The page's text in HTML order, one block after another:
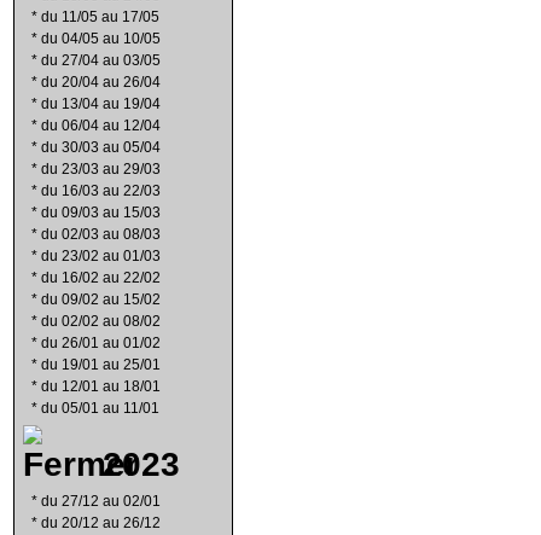
* du 11/05 au 17/05
* du 04/05 au 10/05
* du 27/04 au 03/05
* du 20/04 au 26/04
* du 13/04 au 19/04
* du 06/04 au 12/04
* du 30/03 au 05/04
* du 23/03 au 29/03
* du 16/03 au 22/03
* du 09/03 au 15/03
* du 02/03 au 08/03
* du 23/02 au 01/03
* du 16/02 au 22/02
* du 09/02 au 15/02
* du 02/02 au 08/02
* du 26/01 au 01/02
* du 19/01 au 25/01
* du 12/01 au 18/01
* du 05/01 au 11/01
2023
* du 27/12 au 02/01
* du 20/12 au 26/12